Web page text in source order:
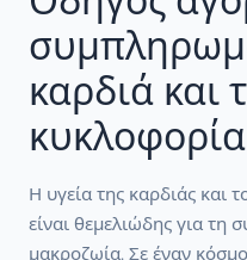
καρδιά και
κυκλοφορία
Η υγεία της καρδιάς και
είναι θεμελιώδης για τη
μακροζωία. Σε έναν